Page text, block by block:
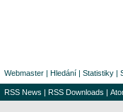
Webmaster | Hledání | Statistiky |
RSS News | RSS Downloads |